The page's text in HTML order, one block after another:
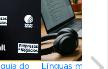
mundo: o que